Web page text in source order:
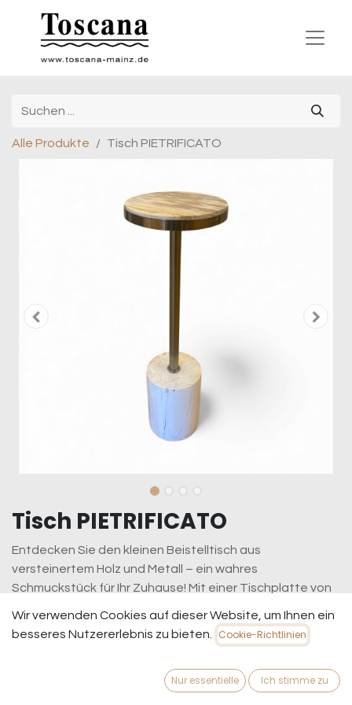
Alle Produkte Tisch PIETRIFICATO
Tisch PIETRIFICATO
Entdecken Sie den kleinen Beistelltisch aus
versteinertem Holz und Metall – ein wahres
Schmuckstück für Ihr Zuhause! Mit einer Tischplatte von
ist dieser Tisch nicht nur praktisch, sondern auch ein
einzigartiges Designobjekt. Die 64 cm Höhe machen ihn
Tasse Kaffee oder Ihr Lieblingsbuch. Hochwertig
Wir verwenden Cookies auf dieser Website, um Ihnen ein
besseres Nutzererlebnis zu bieten.
Cookie-Richtlinien
Nur essentielle Ich stimme zu